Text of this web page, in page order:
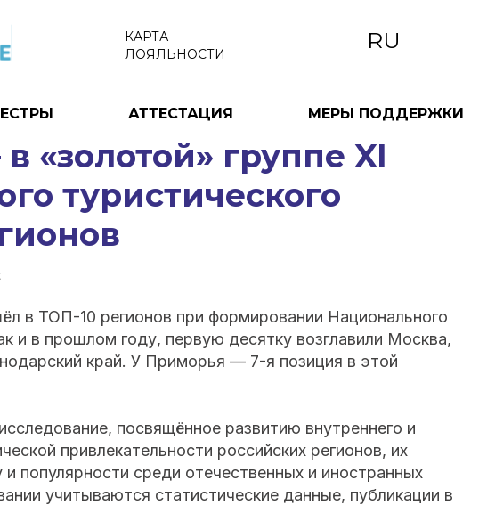
RU
КАРТА
ЛОЯЛЬНОСТИ
АТТЕСТАЦИЯ МЕРЫ ПОДДЕРЖКИ
«золотой» группе XI
туристического
в ТОП-10 регионов при формировании Национального
и в прошлом году, первую десятку возглавили Москва,
край. У Приморья — 7-я позиция в этой
посвящённое развитию внутреннего и
привлекательности российских регионов, их
популярности среди отечественных и иностранных
учитываются статистические данные, публикации в